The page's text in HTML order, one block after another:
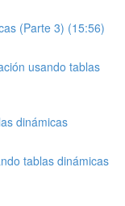
(Parte 3) (15:56)
usando tablas
dinámicas
tablas dinámicas